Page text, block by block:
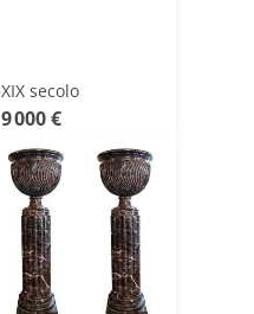
XIX secolo
9 000 €